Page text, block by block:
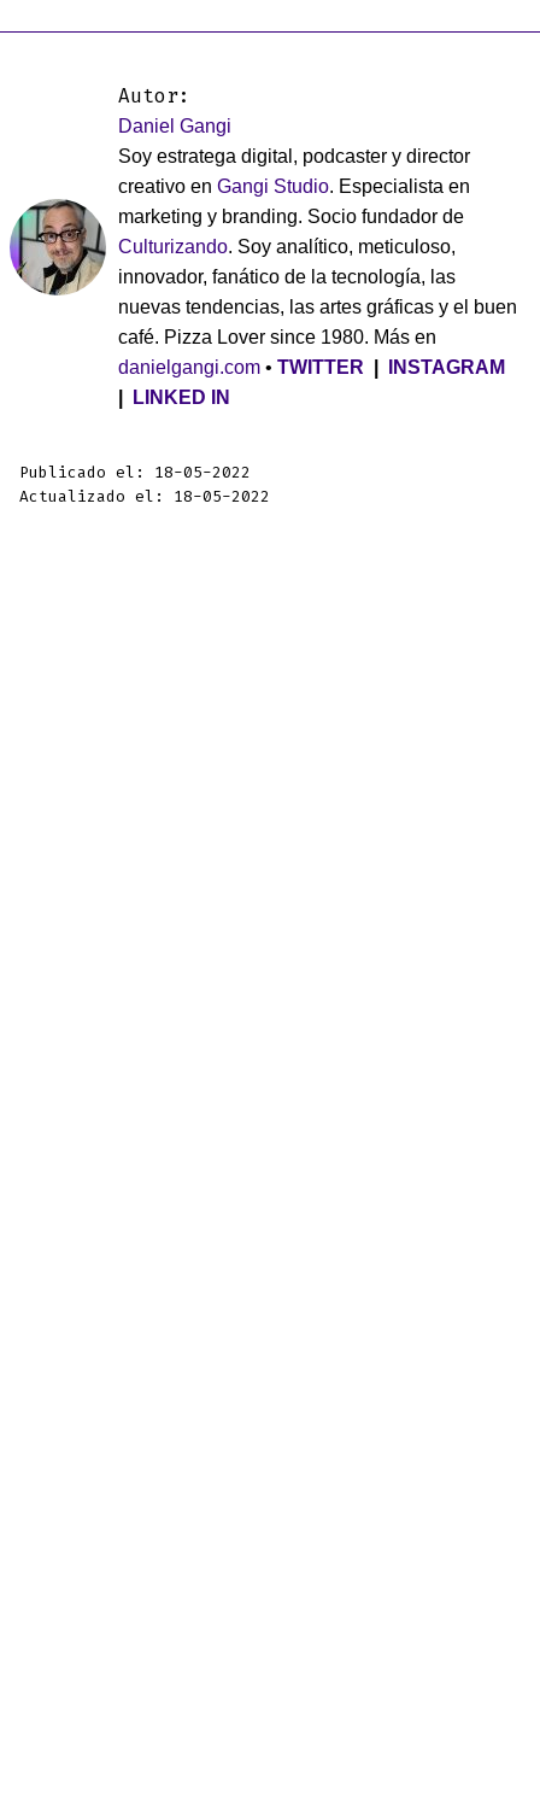
Autor:
Daniel Gangi
Soy estratega digital, podcaster y director
creativo en Gangi Studio. Especialista en
marketing y branding. Socio fundador de
Culturizando. Soy analítico, meticuloso,
innovador, fanático de la tecnología, las
nuevas tendencias, las artes gráficas y el buen
café. Pizza Lover since 1980. Más en
danielgangi.com • TWITTER
INSTAGRAM
LINKED IN
Publicado el: 18-05-2022
Actualizado el: 18-05-2022